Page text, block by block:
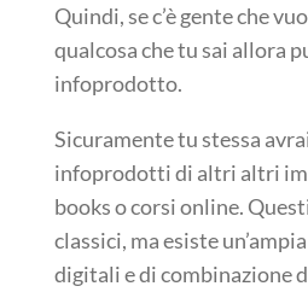
Quindi, se c’è gente che
qualcosa che tu sai allora
infoprodotto.
Sicuramente tu stessa
infoprodotti di altri altri
books o corsi online.
classici, ma esiste
digitali e di combinazione